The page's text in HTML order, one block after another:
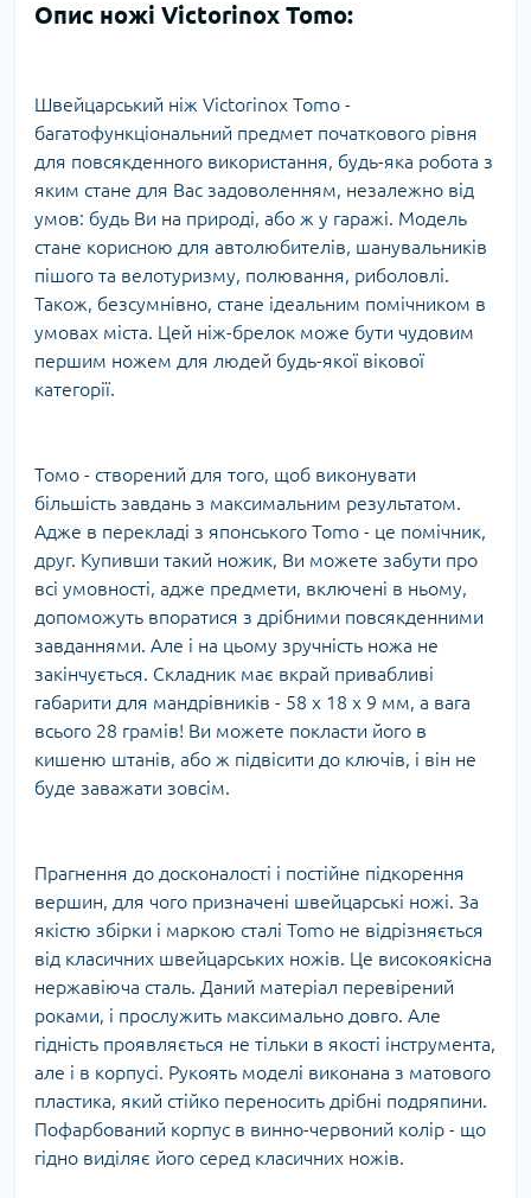
Опис ножі Victorinox Tomo:
Швейцарський ніж Victorinox Tomo -
багатофункціональний предмет початкового рівня
для повсякденного використання, будь-яка робота з
яким стане для Вас задоволенням, незалежно від
умов: будь Ви на природі, або ж у гаражі. Модель
стане корисною для автолюбителів, шанувальників
пішого та велотуризму, полювання, риболовлі.
Також, безсумнівно, стане ідеальним помічником в
умовах міста. Цей ніж-брелок може бути чудовим
першим ножем для людей будь-якої вікової
категорії.
Томо - створений для того, щоб виконувати
більшість завдань з максимальним результатом.
Адже в перекладі з японського Tomo - це помічник,
друг. Купивши такий ножик, Ви можете забути про
всі умовності, адже предмети, включені в ньому,
допоможуть впоратися з дрібними повсякденними
завданнями. Але і на цьому зручність ножа не
закінчується. Складник має вкрай привабливі
габарити для мандрівників - 58 х 18 х 9 мм, а вага
всього 28 грамів! Ви можете покласти його в
кишеню штанів, або ж підвісити до ключів, і він не
буде заважати зовсім.
Прагнення до досконалості і постійне підкорення
вершин, для чого призначені швейцарські ножі. За
якістю збірки і маркою сталі Tomo не відрізняється
від класичних швейцарських ножів. Це високоякісна
нержавіюча сталь. Даний матеріал перевірений
роками, і прослужить максимально довго. Але
гідність проявляється не тільки в якості інструмента,
але і в корпусі. Рукоять моделі виконана з матового
пластика, який стійко переносить дрібні подряпини.
Пофарбований корпус в винно-червоний колір - що
гідно виділяє його серед класичних ножів.